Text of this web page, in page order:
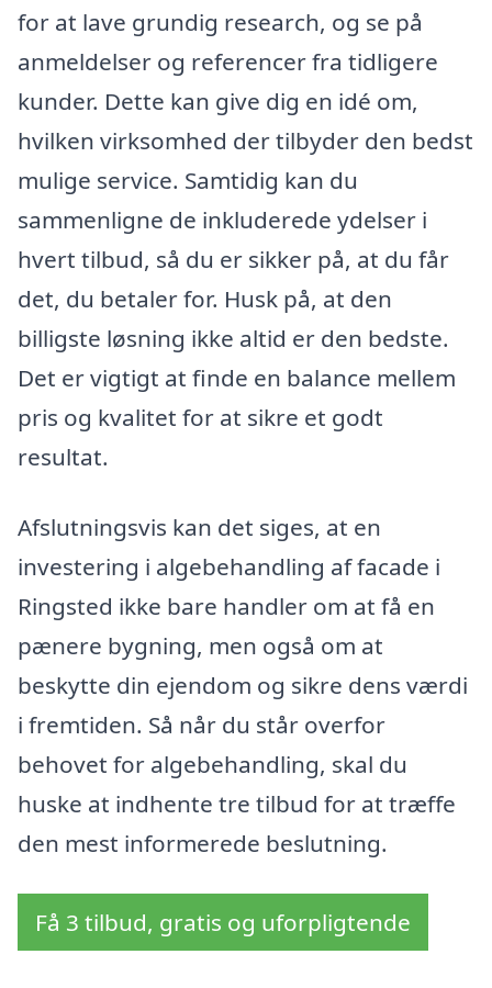
for at lave grundig research, og se på
anmeldelser og referencer fra tidligere
kunder. Dette kan give dig en idé om,
hvilken virksomhed der tilbyder den bedst
mulige service. Samtidig kan du
sammenligne de inkluderede ydelser i
hvert tilbud, så du er sikker på, at du får
det, du betaler for. Husk på, at den
billigste løsning ikke altid er den bedste.
Det er vigtigt at finde en balance mellem
pris og kvalitet for at sikre et godt
resultat.
Afslutningsvis kan det siges, at en
investering i algebehandling af facade i
Ringsted ikke bare handler om at få en
pænere bygning, men også om at
beskytte din ejendom og sikre dens værdi
i fremtiden. Så når du står overfor
behovet for algebehandling, skal du
huske at indhente tre tilbud for at træffe
den mest informerede beslutning.
Få 3 tilbud, gratis og uforpligtende